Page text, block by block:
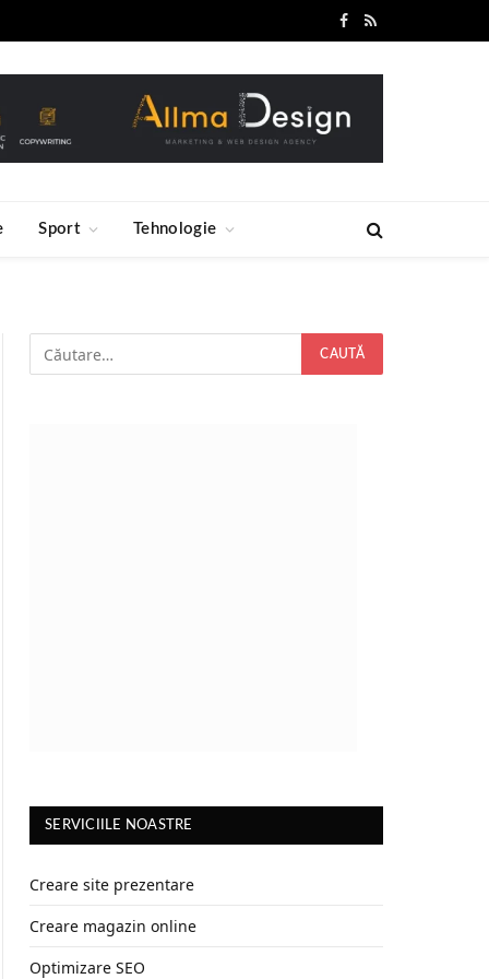
Facebook
RSS
Sport Tehnologie
SERVICIILE NOASTRE
Creare site prezentare
Creare magazin online
Optimizare SEO